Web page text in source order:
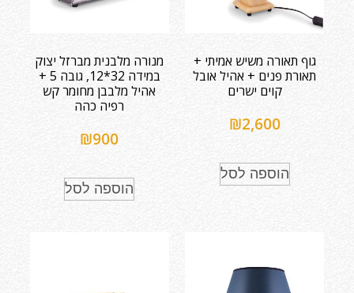
גוף תאורה משיש אמיתי +
תאורת פנים + אהיל אובל
קוים ישרים
₪2,600
הוספה לסל
מנורה מלבנית מברזל יצוק
במידה 32*12, גובה 5 +
אהיל מלבבן מחומר קש
רפיה כהה
₪900
הוספה לסל